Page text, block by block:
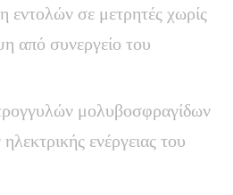
εντολών σε μετρητές χωρίς
από συνεργείο του
μολυβοσφραγίδων
ενέργειας του